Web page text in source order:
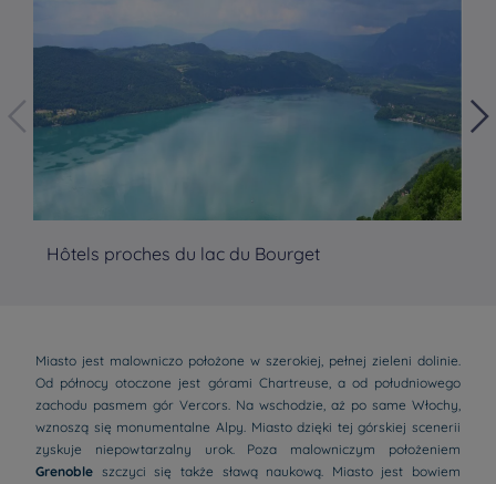
Hôtels proches du lac du Bourget
Miasto jest malowniczo położone w szerokiej, pełnej zieleni dolinie.
Od północy otoczone jest górami Chartreuse, a od południowego
zachodu pasmem gór Vercors. Na wschodzie, aż po same Włochy,
wznoszą się monumentalne Alpy. Miasto dzięki tej górskiej scenerii
zyskuje niepowtarzalny urok. Poza malowniczym położeniem
Grenoble szczyci się także sławą naukową. Miasto jest bowiem